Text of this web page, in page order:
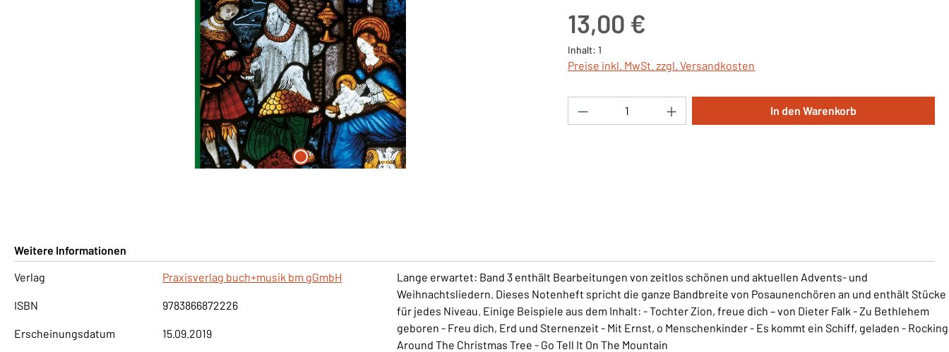
13,00 €
Inhalt: 1
Preise inkl. MwSt. zzgl. Versandkosten
Produkt Anzahl: Gib den gewünschten Wert ein
In den Warenkorb
Weitere Informationen
Verlag
Praxisverlag buch+musik bm gGmbH
ISBN 9783866872226
Erscheinungsdatum 15.09.2019
Lange erwartet: Band 3 enthält Bearbeitungen von zeitlos schönen und aktuellen Advents- und
Weihnachtsliedern. Dieses Notenheft spricht die ganze Bandbreite von Posaunenchören an und enthält Stücke
für jedes Niveau. Einige Beispiele aus dem Inhalt: - Tochter Zion, freue dich – von Dieter Falk - Zu Bethlehem
geboren - Freu dich, Erd und Sternenzeit - Mit Ernst, o Menschenkinder - Es kommt ein Schiff, geladen - Rocking
Around The Christmas Tree - Go Tell It On The Mountain